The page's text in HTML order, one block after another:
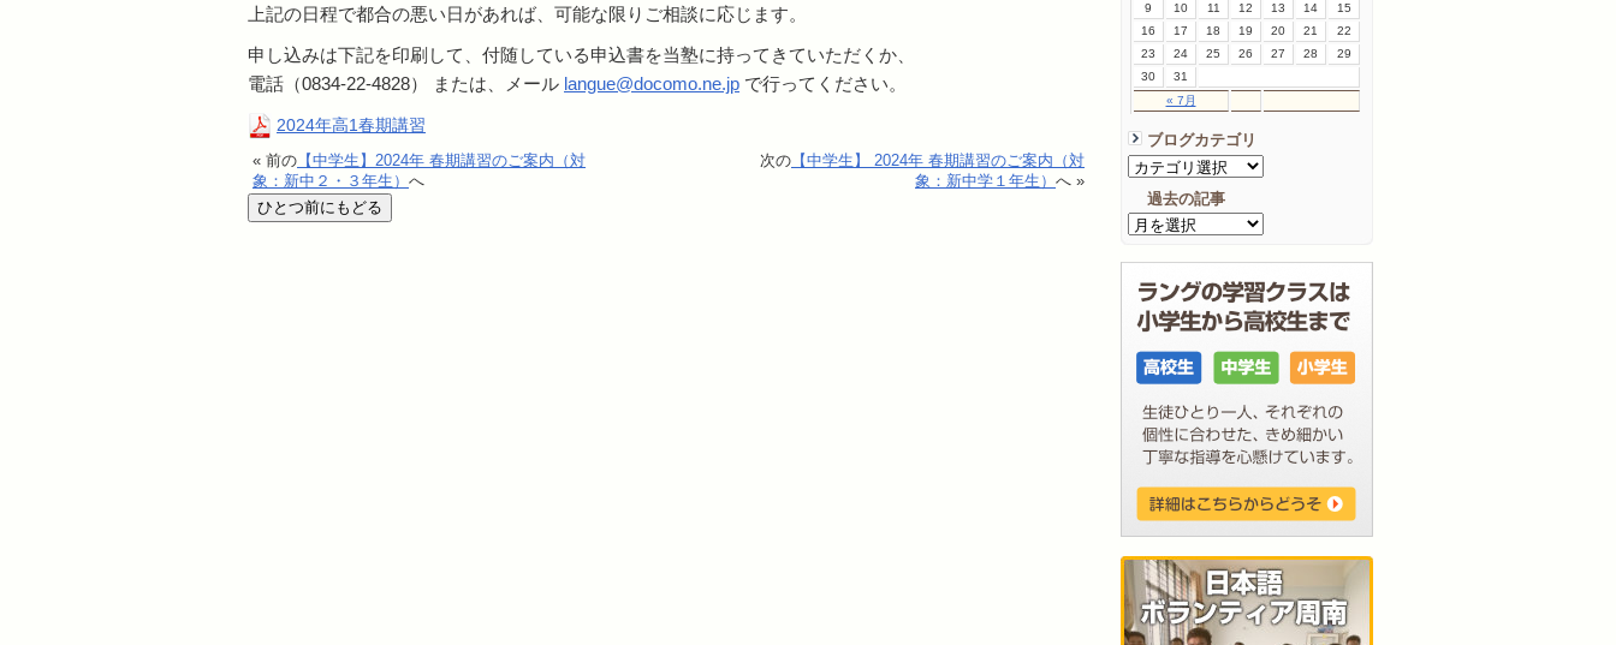
« 7月
9
10 11 12 13 14
15
16
17 18 19 20 21
22
23
24 25 26 27 28
29
30
31
ブログカテゴリ
過去の記事
上記の日程で都合の悪い日があれば、可能な限りご相談に応じます。
申し込みは下記を印刷して、付随している申込書を当塾に持ってきていただくか、
電話（0834-22-4828） または、メール langue@docomo.ne.jp で行ってください。
2024年高1春期講習
« 前の 【中学生】2024年 春期講習のご案内（対
象：新中２・３年生） へ
次の 【中学生】 2024年 春期講習のご案内（対
象：新中学１年生） へ »